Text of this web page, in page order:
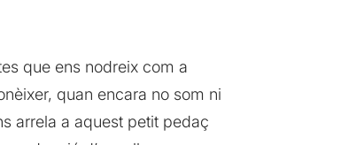
que ens nodreix com a
quan encara no som ni
arrela a aquest petit pedaç